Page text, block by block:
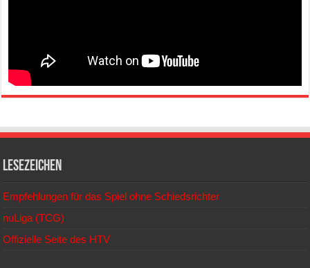
Lesezeichen
Empfehlungen für das Spiel ohne Schiedsrichter
nuLiga (TCG)
Offizielle Seite des HTV